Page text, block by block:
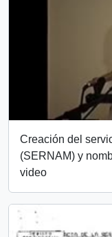
Creación del
(SERNAM) y
video